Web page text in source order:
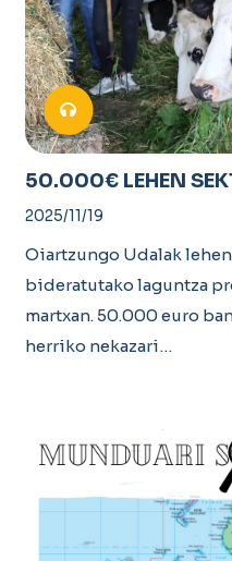
50.000€ LEHEN
2025/11/19
Oiartzungo Udalak
bideratutako laguntza
martxan. 50.000 euro
herriko nekazari…